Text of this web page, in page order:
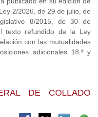
2/2026, de 29 de julio, de
8/2015, de 30 de
texto refundido de la Ley
con las mutualidades
adicionales 18.ª y
DE COLLADO